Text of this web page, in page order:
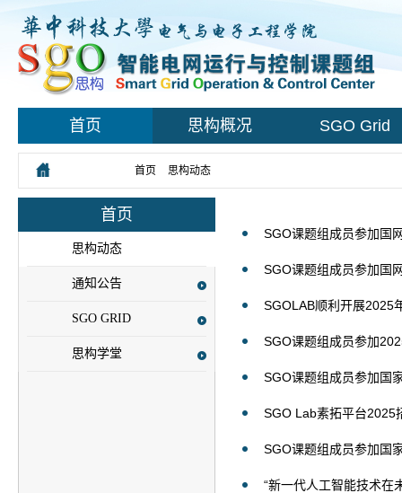
首页 思构概况 SGO Grid
首页 思构动态
首页
思构动态
通知公告
SGO GRID
思构学堂
SGO课题组成员参加国
SGO课题组成员参加国
SGOLAB顺利开展2025
SGO课题组成员参加
SGO课题组成员参加国
SGO Lab素拓平台2025
SGO课题组成员参加国
“新一代人工智能技术在